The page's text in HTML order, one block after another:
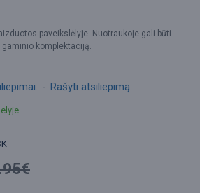
paveikslėlyje. Nuotraukoje gali būti
komplektaciją.
- Rašyti atsiliepimą